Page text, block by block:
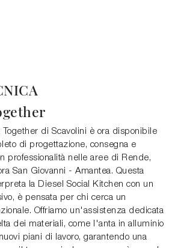
di Scavolini è ora disponibile
di progettazione, consegna e
professionalità nelle aree di Rende,
San Giovanni - Amantea. Questa
la Diesel Social Kitchen con un
è pensata per chi cerca un
Offriamo un'assistenza dedicata
dei materiali, come l'anta in alluminio
piani di lavoro, garantendo una